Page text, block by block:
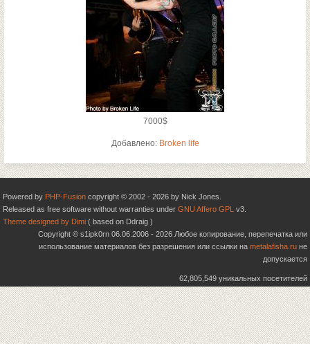
7000$
Добавлено: Broken life
Powered by PHP-Fusion copyright © 2002 - 2026 by Nick Jones.
Released as free software without warranties under GNU Affero GPL v3.
Theme designed by Dimi ( based on Ddraig )
Copyright © s1ipk0rn 06.06.2006 - 2026 Любое копирование, перепечатка или
использование материалов без разрешения или ссылки на metalafisha.ru не
допускается
62,805,549 уникальных посетителей